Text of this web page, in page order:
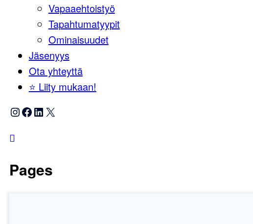
Vapaaehtoistyö
Tapahtumatyypit
Ominaisuudet
Jäsenyys
Ota yhteyttä
⭐️ Liity mukaan!
Instagram
Facebook
LinkedIn
X
Pages